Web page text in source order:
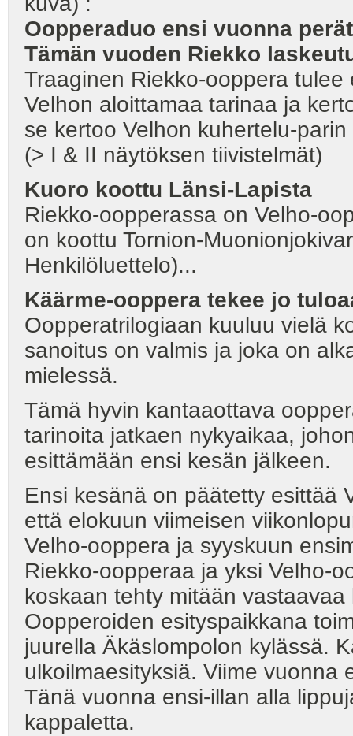
Oopperaduo ensi vuonna
Tämän vuoden Riekko
Traaginen Riekko-ooppera
Velhon aloittamaa tarinaa ja
se kertoo Velhon kuhertelu-
(> I & II näytöksen tiivistelmät)
Kuoro koottu Länsi-Lapista
Riekko-oopperassa on Velho-
on koottu Tornion-
Henkilöluettelo)...
Käärme-ooppera tekee jo
Oopperatrilogiaan kuuluu vielä
sanoitus on valmis ja joka on
mielessä.
Tämä hyvin kantaaottava
tarinoita jatkaen nykyaikaa,
esittämään ensi kesän jälkeen.
Ensi kesänä on päätetty esittää
että elokuun viimeisen
Velho-ooppera ja syyskuun
Riekko-oopperaa ja yksi Velho-
koskaan tehty mitään
Oopperoiden esityspaikkana
juurella Äkäslompolon kylässä.
ulkoilmaesityksiä. Viime vuonna
Tänä vuonna ensi-illan alla
kappaletta.